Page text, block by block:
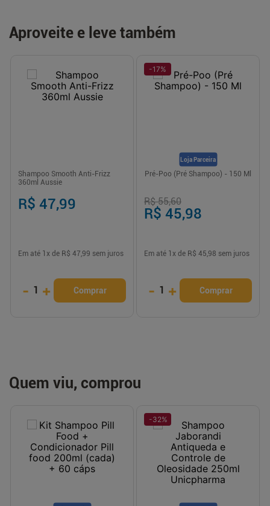
Aproveite e leve também
Shampoo Smooth Anti-Frizz
360ml Aussie
R$ 47,99
Em até 1 x de R$ 47,99 sem juros
- 1 + Comprar
Loja Parceira
-17%
Pré-Poo (Pré Shampoo) - 150 Ml
R$ 55,60
R$ 45,98
Em até 1 x de R$ 45,98 sem juros
- 1 + Comprar
Quem viu, comprou
-32%